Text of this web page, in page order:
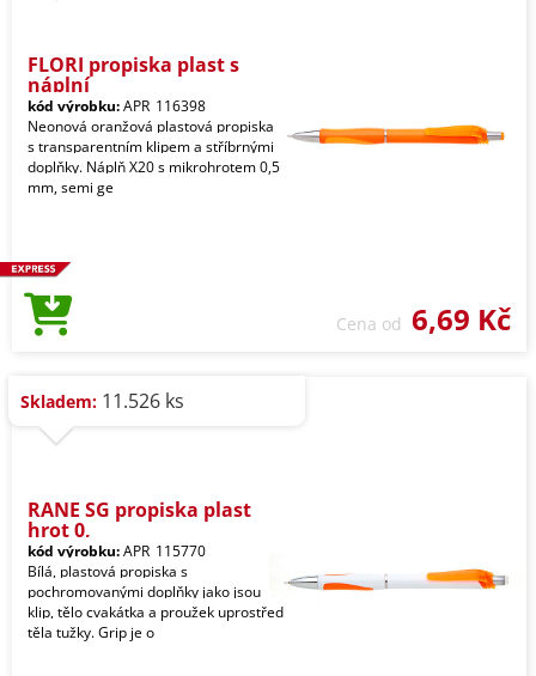
FLORI propiska plast s
náplní
kód výrobku:APR_116398
Neonová oranžová plastová propiska
s transparentním klipem a stříbrnými
doplňky. Náplň X20 s mikrohrotem 0,5
mm, semi ge
Cena od 6,69 Kč
Skladem: 11.526 ks
RANE SG propiska plast
hrot 0,
kód výrobku:APR_115770
Bílá, plastová propiska s
pochromovanými doplňky jako jsou
klip, tělo cvakátka a proužek uprostřed
těla tužky. Grip je o